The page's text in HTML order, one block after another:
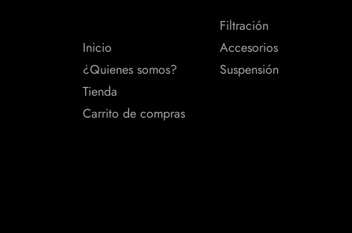
Inicio
¿Quienes somos?
Tienda
Carrito de compras
Filtración
Accesorios
Suspensión